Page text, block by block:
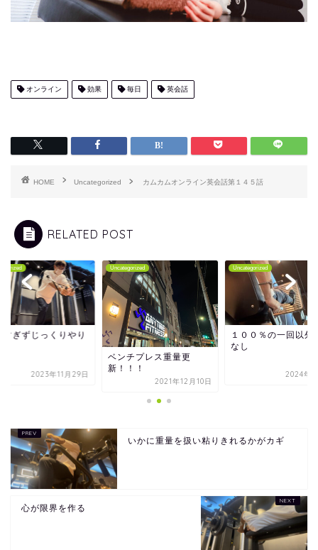
オンライン 効果 毎日 英会話
HOME Uncategorized カムカムオンライン英会話第１４５話
RELATED POST
すぎずじっくりやり
2023年11月29日
Uncategorized
ベンチプレス重量更
新！！！
2021年12月10日
Uncategorized
１００％の一回以外
なし
2024年6
いかに重量を扱い粘りきれるかがカギ
心が限界を作る